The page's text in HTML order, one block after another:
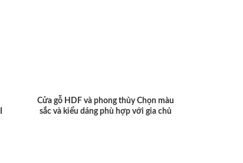
Cửa gỗ HDF và phong thủy Chọn màu
sắc và kiểu dáng phù hợp với gia chủ